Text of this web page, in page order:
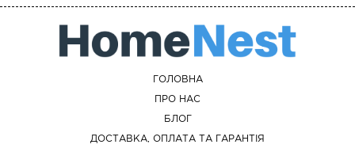
ГОЛОВНА
ПРО НАС
БЛОГ
ДОСТАВКА, ОПЛАТА ТА ГАРАНТІЯ